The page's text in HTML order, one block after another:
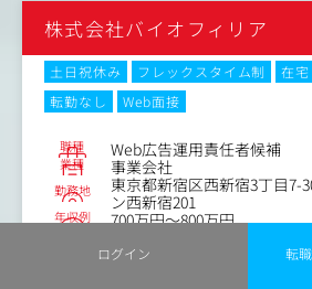
ログイン 転
・レポート作成、改善提案
など
※最初から全ての仕事をお任せするわ
まずは、業務を運用するための知識
その後、習得したスキルや経験に応じ
とめてお任せする流れになります。
■クライアント企業
食品 他
株式会社バイオフィリア
土日祝休み フレックスタイム制
在
転勤なし
Web面接
職種 Web広告運用責任者候補
業種 事業会社
勤務地
東京都新宿区西新宿3丁目7-
ン西新宿201
年収例
700万円～800万円
職務内容